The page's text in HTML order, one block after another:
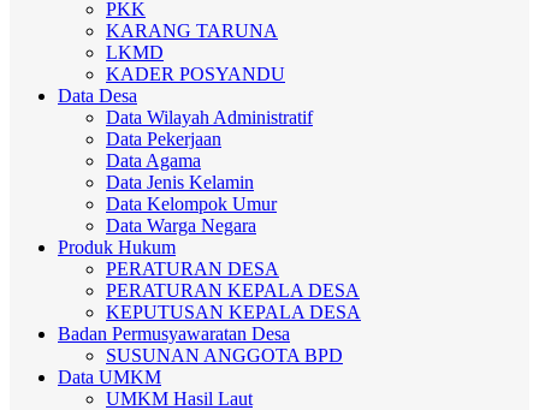
PKK
KARANG TARUNA
LKMD
KADER POSYANDU
Data Desa
Data Wilayah Administratif
Data Pekerjaan
Data Agama
Data Jenis Kelamin
Data Kelompok Umur
Data Warga Negara
Produk Hukum
PERATURAN DESA
PERATURAN KEPALA DESA
KEPUTUSAN KEPALA DESA
Badan Permusyawaratan Desa
SUSUNAN ANGGOTA BPD
Data UMKM
UMKM Hasil Laut